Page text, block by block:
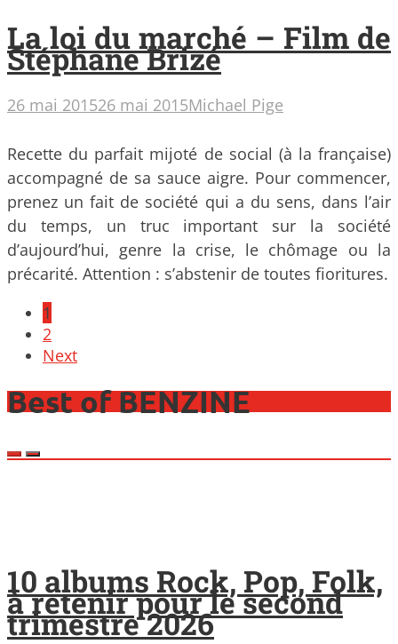
La loi du marché – Film de
Stéphane Brizé
26 mai 201526 mai 2015Michael Pige
Recette du parfait mijoté de social (à la française)
accompagné de sa sauce aigre. Pour commencer,
prenez un fait de société qui a du sens, dans l’air
du temps, un truc important sur la société
d’aujourd’hui, genre la crise, le chômage ou la
précarité. Attention : s’abstenir de toutes fioritures.
Posts
navigation
1
2
Next
Best of BENZINE
10 albums Rock, Pop, Folk,
à retenir pour le second
trimestre 2026